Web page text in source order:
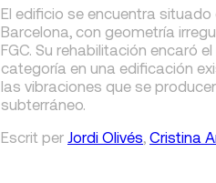
El edificio se encuentra
Barcelona, con geometría
FGC. Su rehabilitación encaró
categoría en una edificación
las vibraciones que se
subterráneo.
Escrit per Jordi Olivés, Cristina